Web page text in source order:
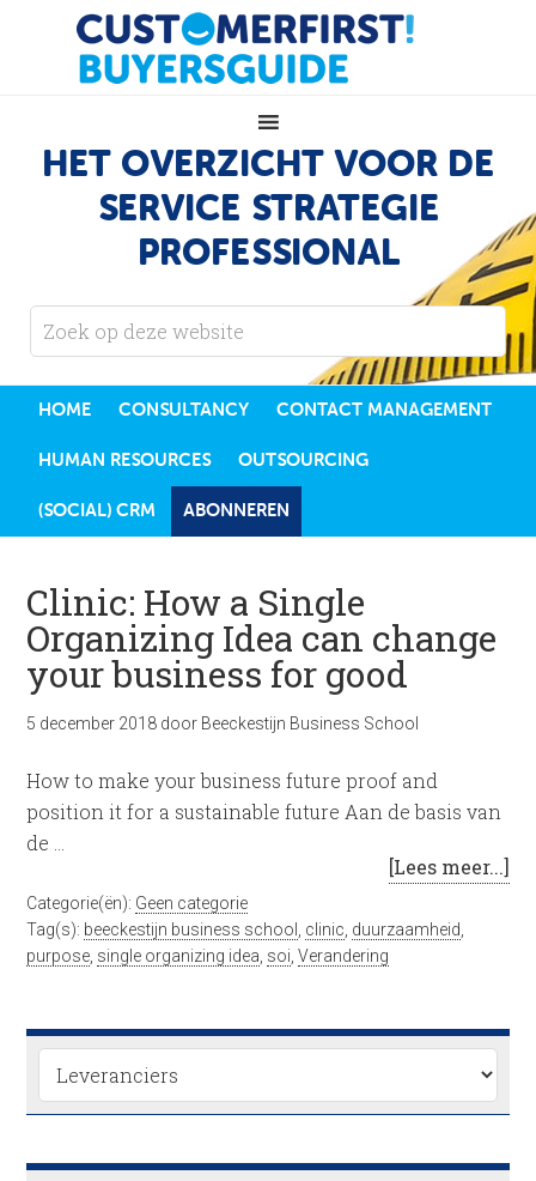
HET OVERZICHT VOOR DE
SERVICE STRATEGIE
PROFESSIONAL
HOME CONSULTANCY CONTACT MANAGEMENT
HUMAN RESOURCES OUTSOURCING
(SOCIAL) CRM ABONNEREN
Clinic: How a Single
Organizing Idea can change
your business for good
5 december 2018 door Beeckestijn Business School
How to make your business future proof and
position it for a sustainable future Aan de basis van
de …
[Lees meer...]
Categorie(ën): Geen categorie
Tag(s): beeckestijn business school clinic duurzaamheid
purpose single organizing idea soi ,Verandering